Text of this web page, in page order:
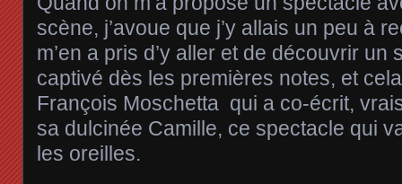
scène, j’avoue que j’y allais un peu à
m’en a pris d’y aller et de découvrir un
captivé dès les premières notes, et
François Moschetta qui a co-écrit,
sa dulcinée Camille, ce spectacle qui
les oreilles.